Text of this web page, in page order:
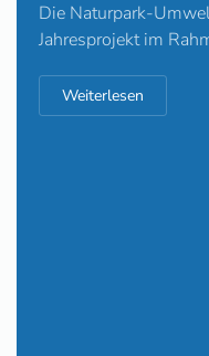
Die Naturpark-
Jahresprojekt im
Weiterlesen